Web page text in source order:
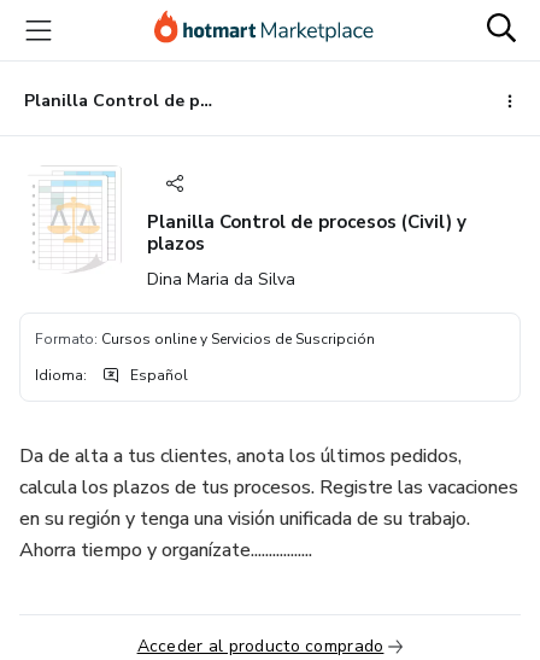
principal
página
de
página
Planilla Control de procesos (Civil) y plazos
Planilla Control de procesos (Civil) y
plazos
Dina Maria da Silva
Formato: Cursos online y Servicios de Suscripción
Idioma: Español
Da de alta a tus clientes, anota los últimos pedidos,
calcula los plazos de tus procesos. Registre las vacaciones
en su región y tenga una visión unificada de su trabajo.
Ahorra tiempo y organízate.................
Acceder al producto comprado